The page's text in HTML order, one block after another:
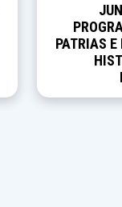
PATRIAS